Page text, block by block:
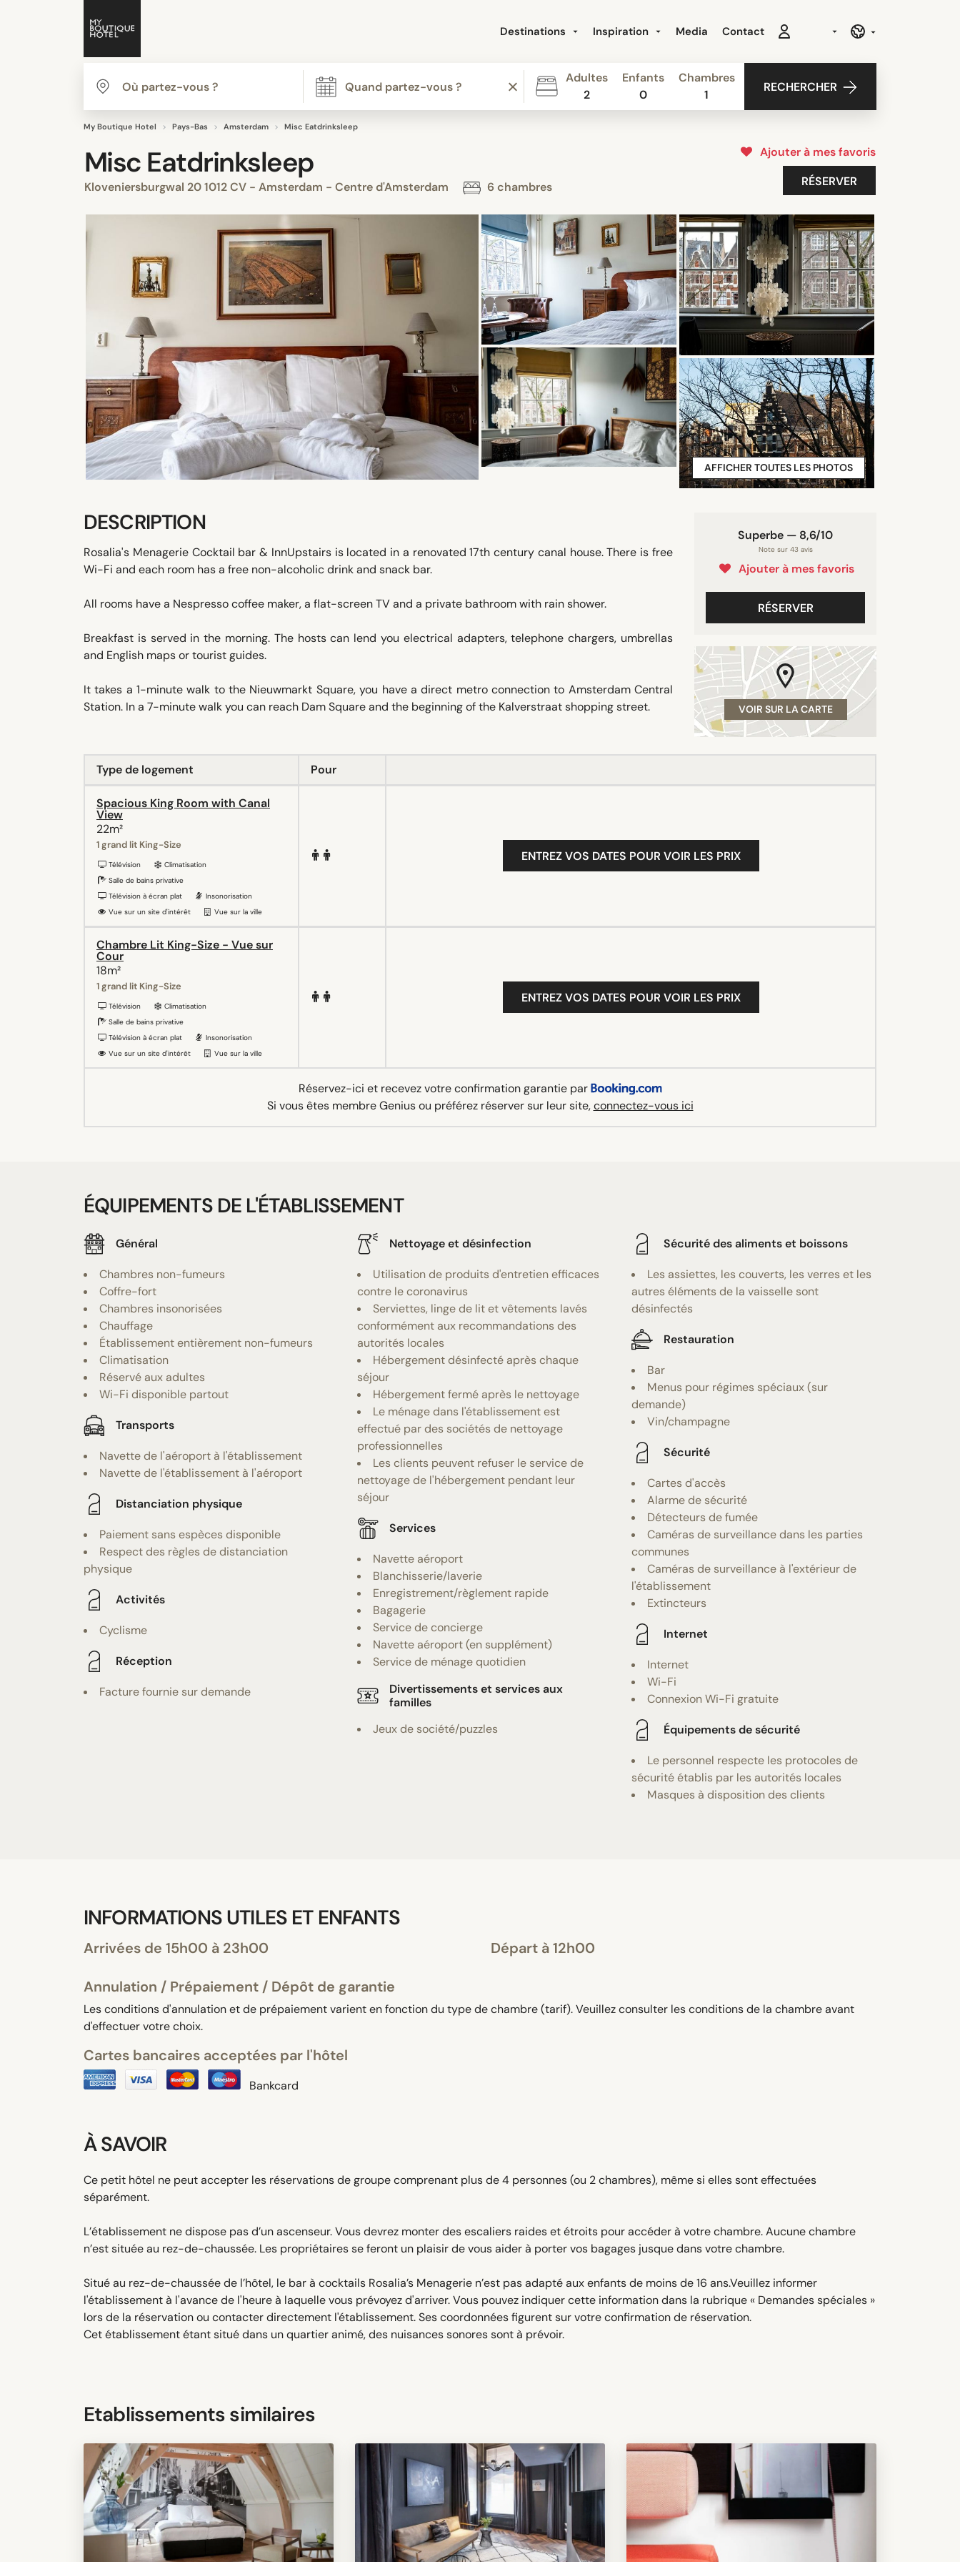
Destinations Inspiration Media Contact
Adultes
2
Enfants
0
Chambres
1
RECHERCHER
My Boutique Hotel Pays-Bas Amsterdam Misc Eatdrinksleep
Misc Eatdrinksleep
Kloveniersburgwal 20 1012 CV - Amsterdam - Centre d'Amsterdam 6 chambres
Ajouter à mes favoris
RÉSERVER
AFFICHER TOUTES LES PHOTOS
Superbe — 8,6/10
Note sur 43 avis
Ajouter à mes favoris
RÉSERVER
VOIR SUR LA CARTE
DESCRIPTION
Rosalia's Menagerie Cocktail bar & InnUpstairs is located in a renovated 17th century canal house. There is free
Wi-Fi and each room has a free non-alcoholic drink and snack bar.
All rooms have a Nespresso coffee maker, a flat-screen TV and a private bathroom with rain shower.
Breakfast is served in the morning. The hosts can lend you electrical adapters, telephone chargers, umbrellas
and English maps or tourist guides.
It takes a 1-minute walk to the Nieuwmarkt Square, you have a direct metro connection to Amsterdam Central
Station. In a 7-minute walk you can reach Dam Square and the beginning of the Kalverstraat shopping street.
Type de logement Pour
Spacious King Room with Canal
View
22m²
1 grand lit King-Size
Télévision
Climatisation
Salle de bains privative
Télévision à écran plat
Insonorisation
Vue sur un site d'intérêt
Vue sur la ville
ENTREZ VOS DATES POUR VOIR LES PRIX
Chambre Lit King-Size - Vue sur
Cour
18m²
1 grand lit King-Size
Télévision
Climatisation
Salle de bains privative
Télévision à écran plat
Insonorisation
Vue sur un site d'intérêt
Vue sur la ville
ENTREZ VOS DATES POUR VOIR LES PRIX
Réservez-ici et recevez votre confirmation garantie par
Si vous êtes membre Genius ou préférez réserver sur leur site,connectez-vous ici
ÉQUIPEMENTS DE L'ÉTABLISSEMENT
Général
Chambres non-fumeurs
Coffre-fort
Chambres insonorisées
Chauffage
Établissement entièrement non-fumeurs
Climatisation
Réservé aux adultes
Wi-Fi disponible partout
Transports
Navette de l'aéroport à l'établissement
Navette de l'établissement à l'aéroport
Distanciation physique
Paiement sans espèces disponible
Respect des règles de distanciation
physique
Activités
Cyclisme
Réception
Facture fournie sur demande
Nettoyage et désinfection
Utilisation de produits d'entretien efficaces
contre le coronavirus
Serviettes, linge de lit et vêtements lavés
conformément aux recommandations des
autorités locales
Hébergement désinfecté après chaque
séjour
Hébergement fermé après le nettoyage
Le ménage dans l'établissement est
effectué par des sociétés de nettoyage
professionnelles
Les clients peuvent refuser le service de
nettoyage de l'hébergement pendant leur
séjour
Services
Navette aéroport
Blanchisserie/laverie
Enregistrement/règlement rapide
Bagagerie
Service de concierge
Navette aéroport (en supplément)
Service de ménage quotidien
Divertissements et services aux
familles
Jeux de société/puzzles
Sécurité des aliments et boissons
Les assiettes, les couverts, les verres et les
autres éléments de la vaisselle sont
désinfectés
Restauration
Bar
Menus pour régimes spéciaux (sur
demande)
Vin/champagne
Sécurité
Cartes d'accès
Alarme de sécurité
Détecteurs de fumée
Caméras de surveillance dans les parties
communes
Caméras de surveillance à l'extérieur de
l'établissement
Extincteurs
Internet
Internet
Wi-Fi
Connexion Wi-Fi gratuite
Équipements de sécurité
Le personnel respecte les protocoles de
sécurité établis par les autorités locales
Masques à disposition des clients
INFORMATIONS UTILES ET ENFANTS
Arrivées de 15h00 à 23h00 Départ à 12h00
Annulation / Prépaiement / Dépôt de garantie
Les conditions d'annulation et de prépaiement varient en fonction du type de chambre (tarif). Veuillez consulter les conditions de la chambre avant
d'effectuer votre choix.
Cartes bancaires acceptées par l'hôtel
Bankcard
À SAVOIR
Ce petit hôtel ne peut accepter les réservations de groupe comprenant plus de 4 personnes (ou 2 chambres), même si elles sont effectuées
séparément.
L’établissement ne dispose pas d’un ascenseur. Vous devrez monter des escaliers raides et étroits pour accéder à votre chambre. Aucune chambre
n’est située au rez-de-chaussée. Les propriétaires se feront un plaisir de vous aider à porter vos bagages jusque dans votre chambre.
Situé au rez-de-chaussée de l’hôtel, le bar à cocktails Rosalia’s Menagerie n’est pas adapté aux enfants de moins de 16 ans.Veuillez informer
l'établissement à l'avance de l'heure à laquelle vous prévoyez d'arriver. Vous pouvez indiquer cette information dans la rubrique « Demandes spéciales »
lors de la réservation ou contacter directement l'établissement. Ses coordonnées figurent sur votre confirmation de réservation.
Cet établissement étant situé dans un quartier animé, des nuisances sonores sont à prévoir.
Etablissements similaires